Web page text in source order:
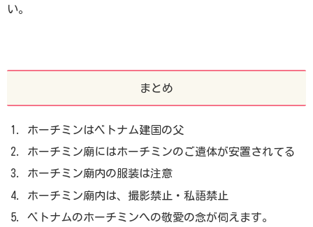
い。
まとめ
ホーチミンはベトナム建国の父
ホーチミン廟にはホーチミンのご遺体が安置されてる
ホーチミン廟内の服装は注意
ホーチミン廟内は、撮影禁止・私語禁止
ベトナムのホーチミンへの敬愛の念が伺えます。